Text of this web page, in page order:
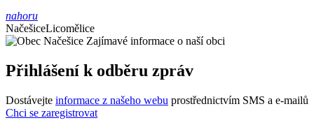
nahoru
NačešiceLicomělice
Zajímavé informace o naší obci
Přihlášení k odběru zpráv
Dostávejte informace z našeho webu prostřednictvím SMS a e-mailů
Chci se zaregistrovat